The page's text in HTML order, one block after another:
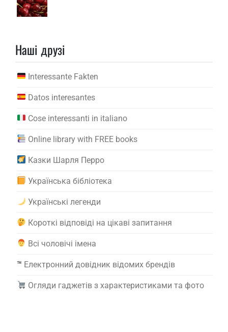
Наші друзі
Interessante Fakten
Datos interesantes
Cose interessanti in italiano
Online library with FREE books
Казки Шарля Перро
Українська бібліотека
Українські легенди
Короткі відповіді на цікаві запитання
Всі чоловічі імена
™️ Електронний довідник відомих брендів
Огляди гаджетів з характеристиками та фото